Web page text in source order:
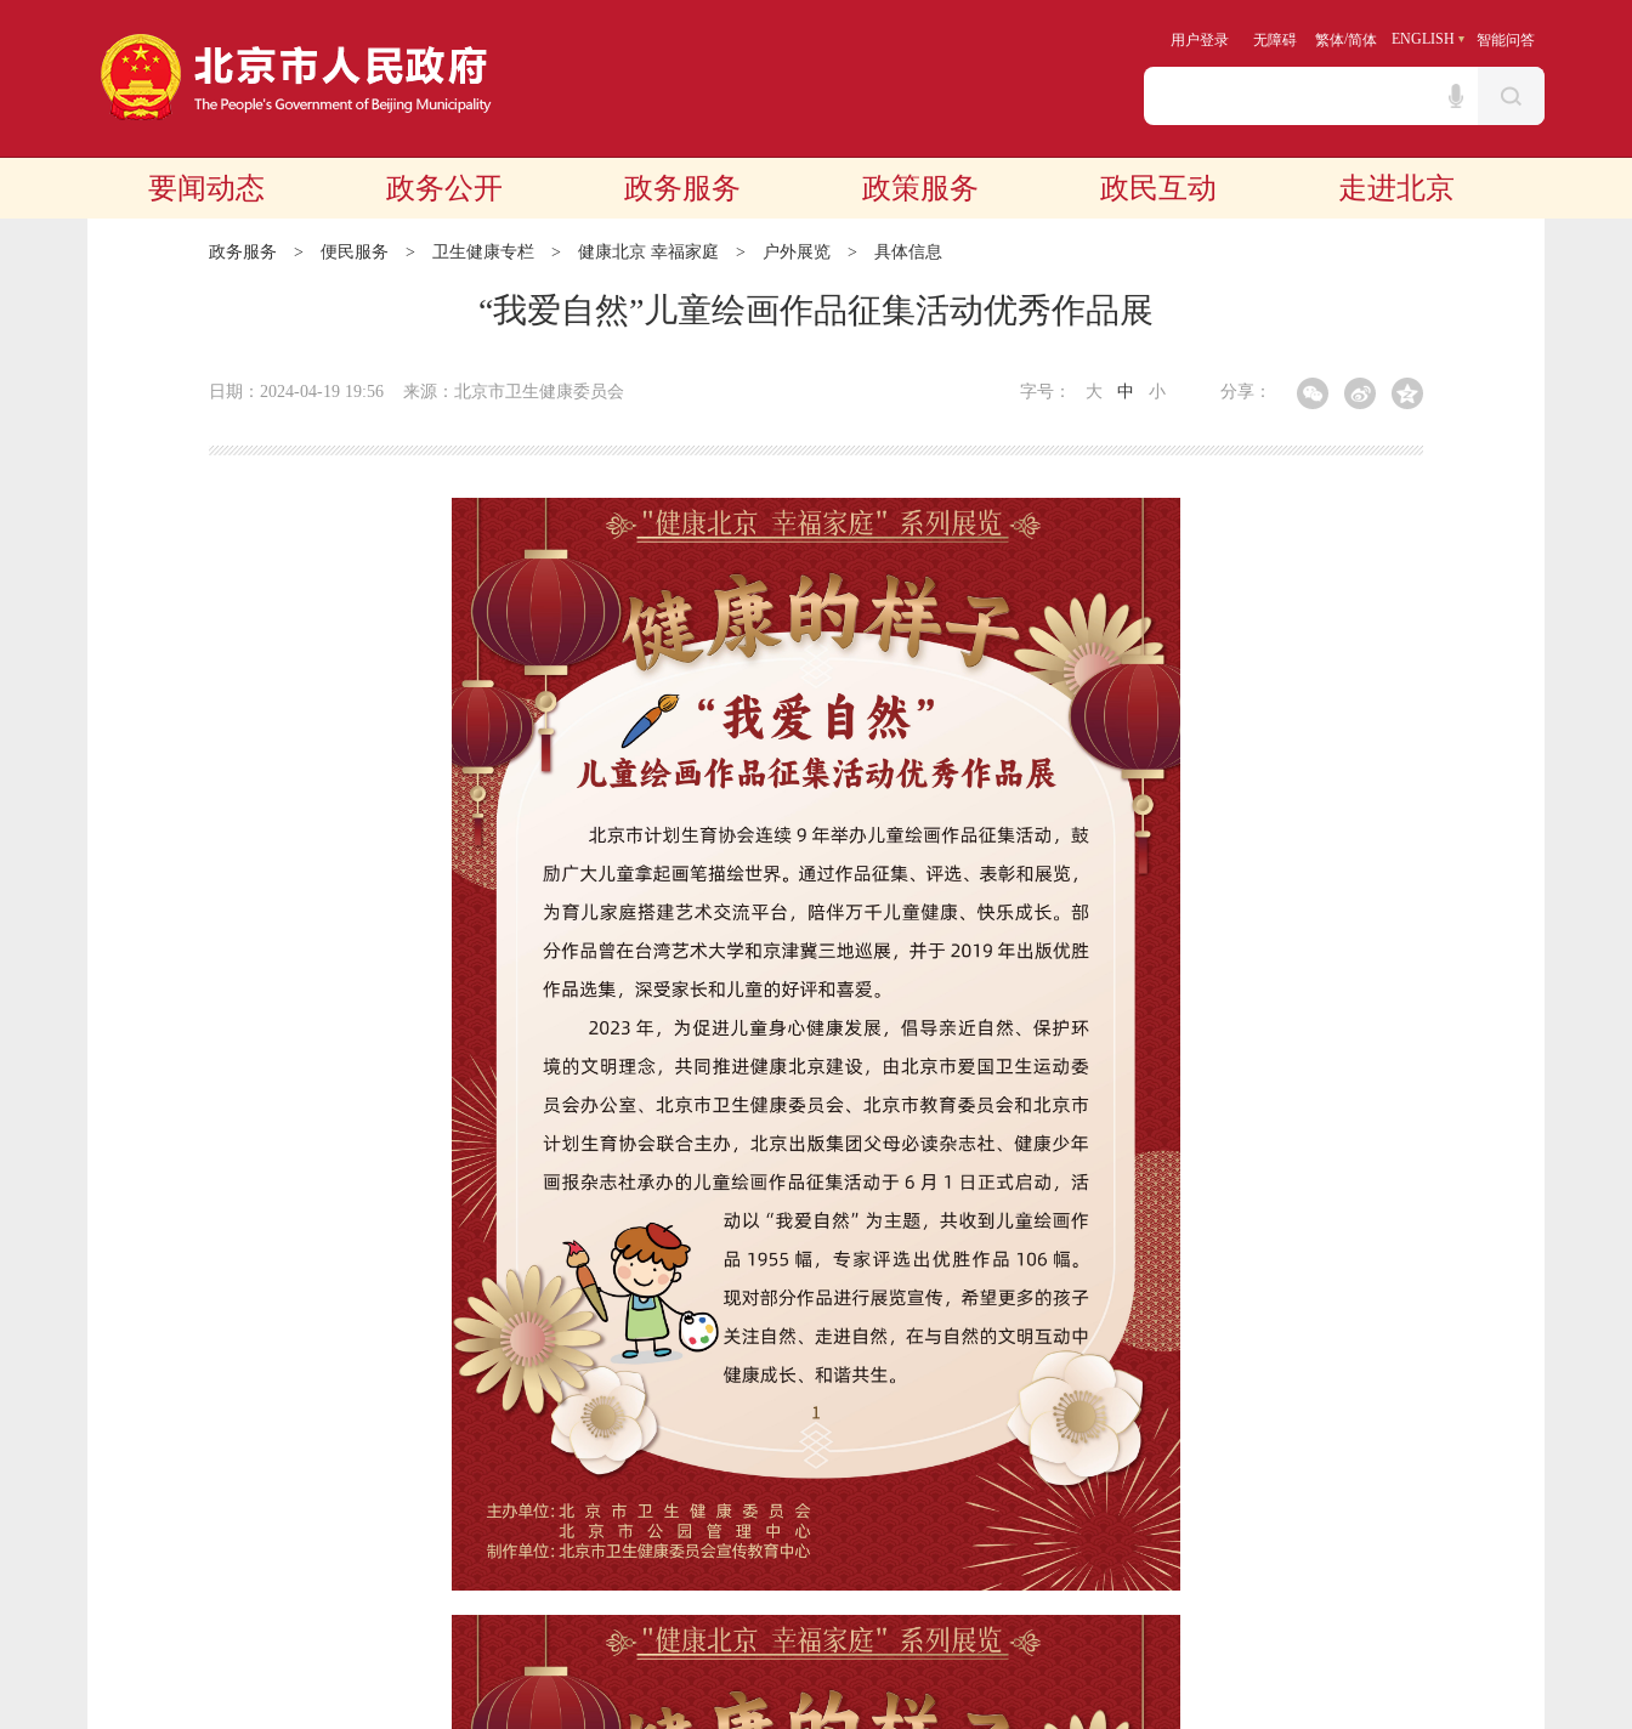
用户登录 无障碍 繁体/简体 ENGLISH 智能问答
要闻动态 政务公开 政务服务 政策服务 政民互动 走进北京
政务服务 > 便民服务 > 卫生健康专栏 > 健康北京 幸福家庭 > 户外展览 > 具体信息
“我爱自然”儿童绘画作品征集活动优秀作品展
日期：2024-04-19 19:56 来源：北京市卫生健康委员会 分享：
字号： 大 中 小